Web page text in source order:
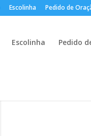
Escolinha Pedido de
Escolinha Pedido